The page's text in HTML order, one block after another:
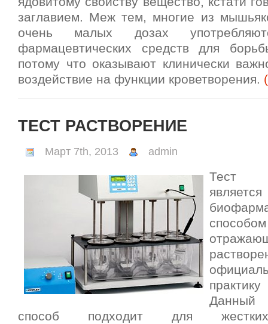
заглавием. Меж тем, многие из
очень малых дозах
фармацевтических средств для
потому что оказывают клинически
воздействие на функции кроветворения.
ТЕСТ РАСТВОРЕНИЕ
Март 7th, 2013 admin
Тест
является
Данный
способ подходит для